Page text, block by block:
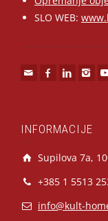
SLO WEB:
INFORMACIJE
Supilova 7a,
+385 1 5513
info@kult-